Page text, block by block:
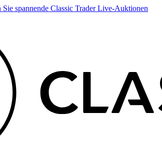
Sie spannende Classic Trader Live-Auktionen